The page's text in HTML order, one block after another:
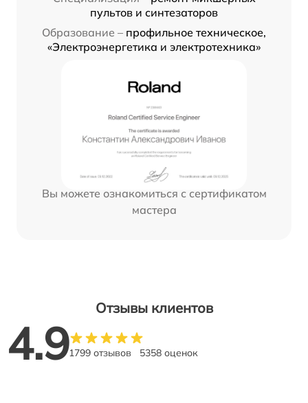
пультов и синтезаторов
Образование – профильное техническое,
«Электроэнергетика и электротехника»
Вы можете ознакомиться с сертификатом
мастера
Отзывы клиентов
4.91799 отзывов 5358 оценок